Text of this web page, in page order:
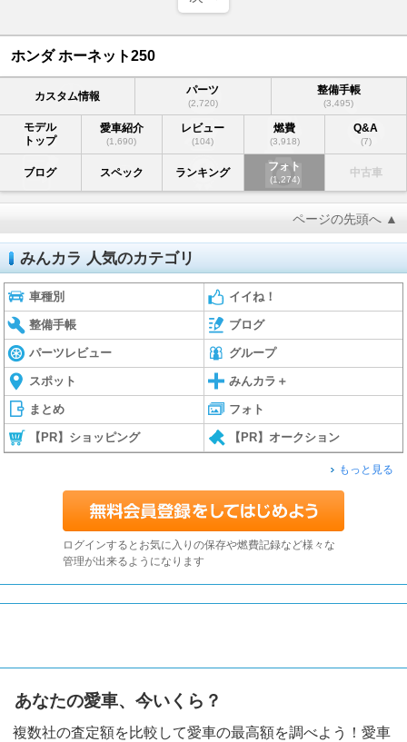
ホンダ ホーネット250
カスタム情報 パーツ
(2,720)
整備手帳
(3,495)
モデル
トップ
愛車紹介
(1,690)
レビュー
(104)
燃費
(3,918)
Q&A
(7)
ブログ スペック ランキング フォト
(1,274)
中古車
ページの先頭へ ▲
みんカラ 人気のカテゴリ
車種別 イイね！
整備手帳 ブログ
パーツレビュー グループ
スポット みんカラ＋
まとめ フォト
【PR】ショッピング 【PR】オークション
もっと見る
ログインするとお気に入りの保存や燃費記録など様々な
管理が出来るようになります
あなたの愛車、今いくら？
複数社の査定額を比較して愛車の最高額を調べよう！愛車